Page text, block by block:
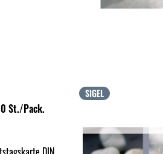
St./Pack.
SIGEL